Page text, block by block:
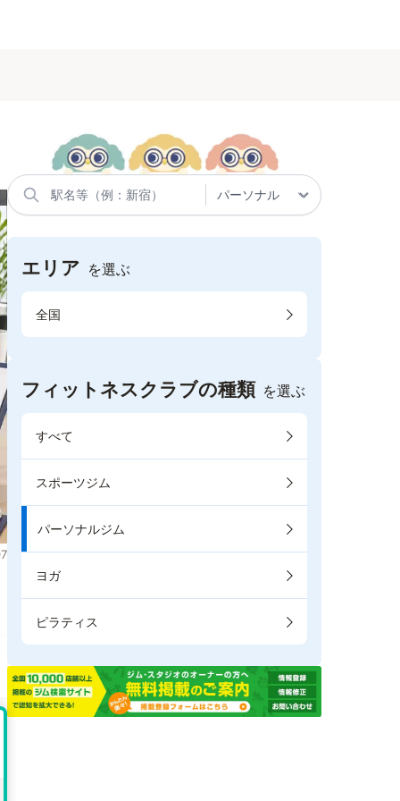
エリア を選ぶ
全国
フィットネスクラブの種類 を選ぶ
すべて
スポーツジム
パーソナルジム
ヨガ
ピラティス